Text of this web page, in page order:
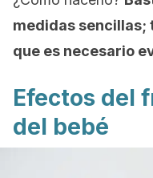
medidas sencillas;
que es necesario
Efectos del
del bebé